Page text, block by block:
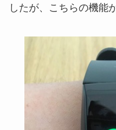
したが、こちらの機能